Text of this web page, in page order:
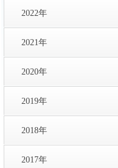
2022年
2021年
2020年
2019年
2018年
2017年